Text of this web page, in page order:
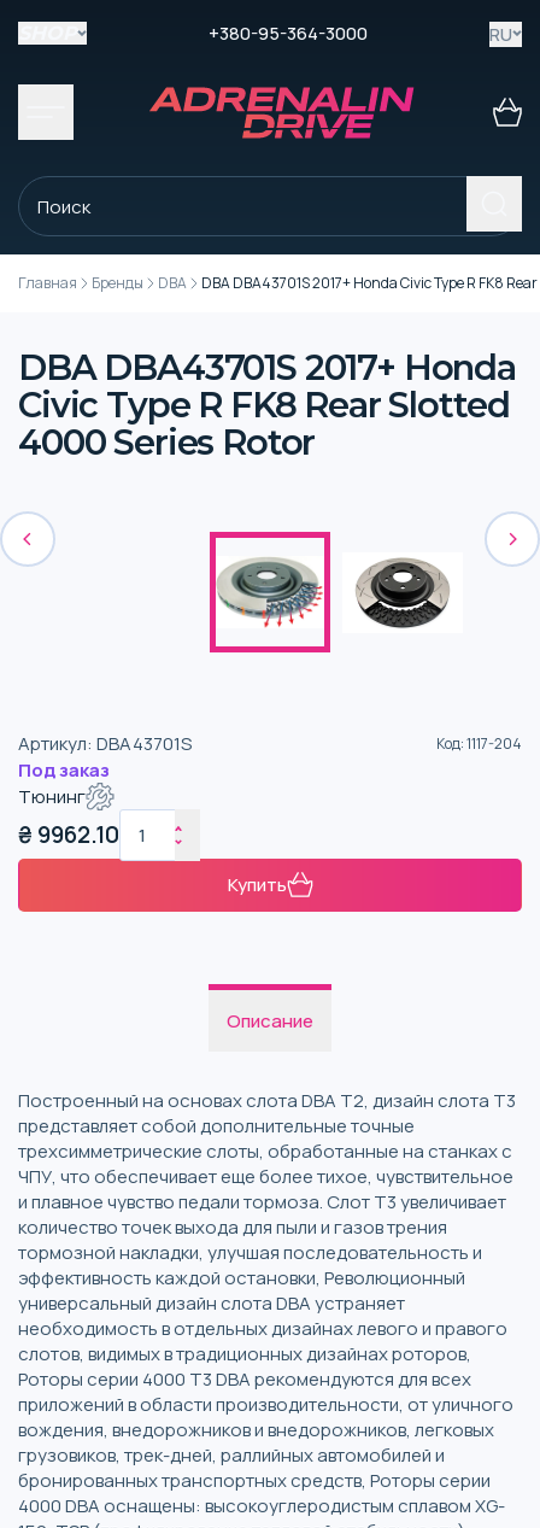
+380-95-364-3000 RU
Главная Бренды DBA DBA DBA43701S 2017+ Honda Civic Type R FK8
DBA DBA43701S 2017+ Honda
Civic Type R FK8 Rear Slotted
4000 Series Rotor
Артикул: DBA43701S Код:1117-204
Под заказ
Тюнинг
₴ 9962.10
Купить
Описание
Построенный на основах слота DBA T2, дизайн слота T3
представляет собой дополнительные точные
трехсимметрические слоты, обработанные на станках с
ЧПУ, что обеспечивает еще более тихое, чувствительное
и плавное чувство педали тормоза. Слот T3 увеличивает
количество точек выхода для пыли и газов трения
тормозной накладки, улучшая последовательность и
эффективность каждой остановки, Революционный
универсальный дизайн слота DBA устраняет
необходимость в отдельных дизайнах левого и правого
слотов, видимых в традиционных дизайнах роторов,
Роторы серии 4000 T3 DBA рекомендуются для всех
приложений в области производительности, от уличного
вождения, внедорожников и внедорожников, легковых
грузовиков, трек-дней, раллийных автомобилей и
бронированных транспортных средств, Роторы серии
4000 DBA оснащены: высокоуглеродистым сплавом XG-